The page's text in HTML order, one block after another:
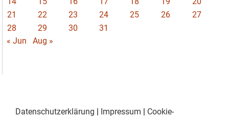
21
22 23 24 25 26
27
28
29 30
31
« Jun
Aug »
Datenschutzerklärung | Impressum | Cookie-